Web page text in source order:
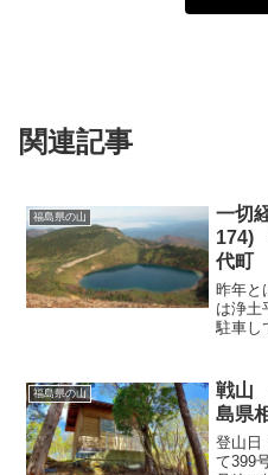
関連記事
福島県の山
一切
174)
代町
昨年と
は浄土
駐車し
発して
ようだ
福島県の山
戦山
島県
登山日
て399